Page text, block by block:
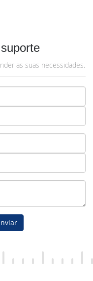
as suas necessidades.